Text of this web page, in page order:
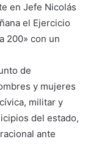
en Jefe Nicolás
el Ejercicio
200» con un
de
y mujeres
militar y
del estado,
ante